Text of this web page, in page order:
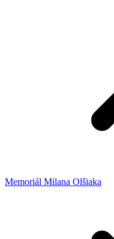
Memoriál Milana Olšiaka